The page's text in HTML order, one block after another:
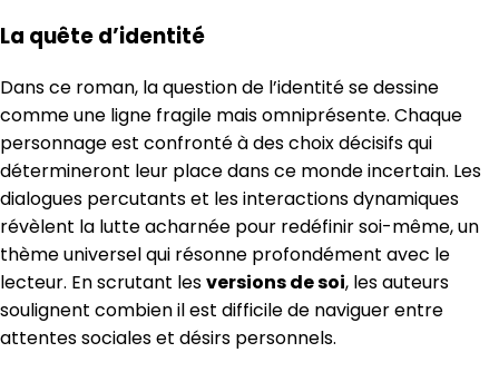
La quête d’identité
Dans ce roman, la question de l’identité se dessine
comme une ligne fragile mais omniprésente. Chaque
personnage est confronté à des choix décisifs qui
détermineront leur place dans ce monde incertain. Les
dialogues percutants et les interactions dynamiques
révèlent la lutte acharnée pour redéfinir soi-même, un
thème universel qui résonne profondément avec le
lecteur. En scrutant lesversions de soi, les auteurs
soulignent combien il est difficile de naviguer entre
attentes sociales et désirs personnels.